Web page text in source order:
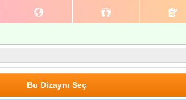
Bu Dizaynı Seç